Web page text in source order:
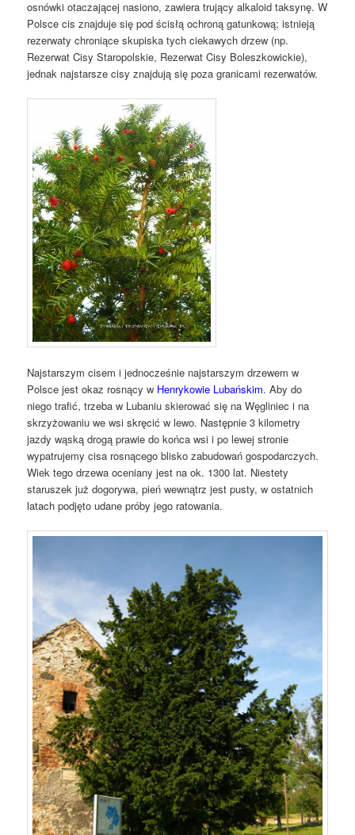
osnówki otaczającej nasiono, zawiera trujący alkaloid taksynę. W
Polsce cis znajduje się pod ścisłą ochroną gatunkową; istnieją
rezerwaty chroniące skupiska tych ciekawych drzew (np.
Rezerwat Cisy Staropolskie, Rezerwat Cisy Boleszkowickie),
jednak najstarsze cisy znajdują się poza granicami rezerwatów.
Najstarszym cisem i jednocześnie najstarszym drzewem w
Polsce jest okaz rosnący w Henrykowie Lubańskim. Aby do
niego trafić, trzeba w Lubaniu skierować się na Węgliniec i na
skrzyżowaniu we wsiskręcić w lewo. Następnie 3 kilometry
jazdy wąską drogą prawie do końca wsi i po lewejstronie
wypatrujemy cisa rosnącego blisko zabudowań gospodarczych.
Wiek tego drzewa oceniany jest na ok. 1300 lat. Niestety
staruszek już dogorywa, pień wewnątrz jest pusty, w ostatnich
latach podjęto udane próby jego ratowania.